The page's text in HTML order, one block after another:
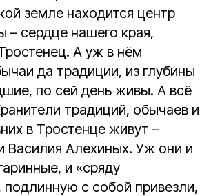
земле находится центр
– сердце нашего края,
А уж в нём
да традиции, из глубины
по сей день живы. А всё
традиций, обычаев и
в Тростенце живут –
Василия Алехиных. Уж они и
и «сряду
подлинную с собой привезли,